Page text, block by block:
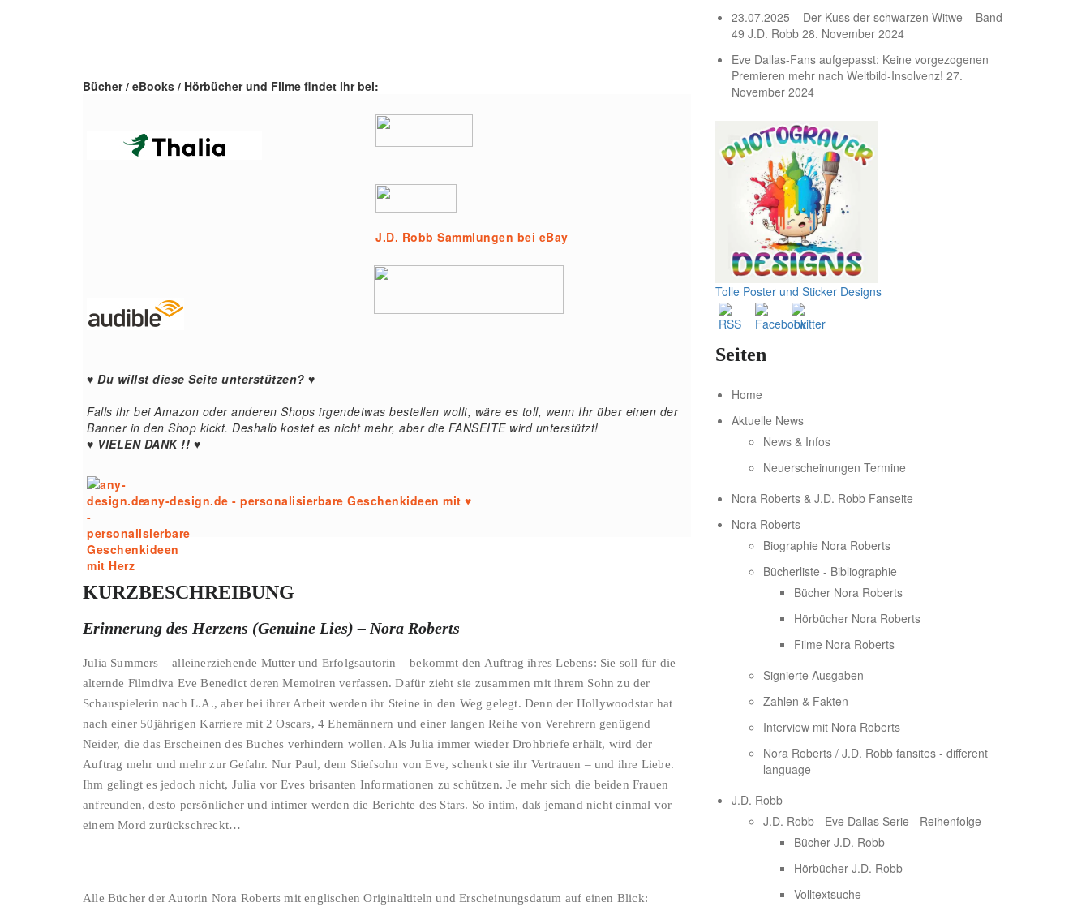
Bücher / eBooks / Hörbücher und Filme findet ihr bei:
J.D. Robb Sammlungen bei eBay
♥ Du willst diese Seite unterstützen? ♥
Falls ihr bei Amazon oder anderen Shops irgendetwas bestellen wollt, wäre es toll, wenn Ihr über einen der
Banner in den Shop kickt. Deshalb kostet es nicht mehr, aber die FANSEITE wird unterstützt!
♥ VIELEN DANK !! ♥
any-design.de - personalisierbare Geschenkideen mit ♥
KURZBESCHREIBUNG
Erinnerung des Herzens (Genuine Lies) – Nora Roberts
Julia Summers – alleinerziehende Mutter und Erfolgsautorin – bekommt den Auftrag ihres Lebens: Sie soll für die
alternde Filmdiva Eve Benedict deren Memoiren verfassen. Dafür zieht sie zusammen mit ihrem Sohn zu der
Schauspielerin nach L.A., aber bei ihrer Arbeit werden ihr Steine in den Weg gelegt. Denn der Hollywoodstar hat
nach einer 50jährigen Karriere mit 2 Oscars, 4 Ehemännern und einer langen Reihe von Verehrern genügend
Neider, die das Erscheinen des Buches verhindern wollen. Als Julia immer wieder Drohbriefe erhält, wird der
Auftrag mehr und mehr zur Gefahr. Nur Paul, dem Stiefsohn von Eve, schenkt sie ihr Vertrauen – und ihre Liebe.
Ihm gelingt es jedoch nicht, Julia vor Eves brisanten Informationen zu schützen. Je mehr sich die beiden Frauen
anfreunden, desto persönlicher und intimer werden die Berichte des Stars. So intim, daß jemand nicht einmal vor
einem Mord zurückschreckt…
Alle Bücher der Autorin Nora Roberts mit englischen Originaltiteln und Erscheinungsdatum auf einen Blick:
23.07.2025 – Der Kuss der schwarzen Witwe – Band
49 J.D. Robb 28. November 2024
Eve Dallas-Fans aufgepasst: Keine vorgezogenen
Premieren mehr nach Weltbild-Insolvenz! 27.
November 2024
Tolle Poster und Sticker Designs
Seiten
Home
Aktuelle News
News & Infos
Neuerscheinungen Termine
Nora Roberts & J.D. Robb Fanseite
Nora Roberts
Biographie Nora Roberts
Bücherliste - Bibliographie
Bücher Nora Roberts
Hörbücher Nora Roberts
Filme Nora Roberts
Signierte Ausgaben
Zahlen & Fakten
Interview mit Nora Roberts
Nora Roberts / J.D. Robb fansites - different
language
J.D. Robb
J.D. Robb - Eve Dallas Serie - Reihenfolge
Bücher J.D. Robb
Hörbücher J.D. Robb
Volltextsuche